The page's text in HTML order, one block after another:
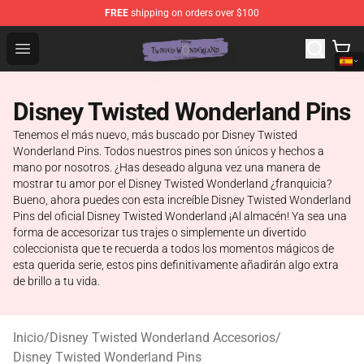
FREE shipping on orders over $100
Open menu
Twisted Wonderland Store - Official Twisted
Disney Twisted Wonderland Pins
Tenemos el más nuevo, más buscado por Disney Twisted
Wonderland Pins. Todos nuestros pines son únicos y hechos a
mano por nosotros. ¿Has deseado alguna vez una manera de
mostrar tu amor por el Disney Twisted Wonderland ¿franquicia?
Bueno, ahora puedes con esta increíble Disney Twisted Wonderland
Pins del oficial Disney Twisted Wonderland ¡Al almacén! Ya sea una
forma de accesorizar tus trajes o simplemente un divertido
coleccionista que te recuerda a todos los momentos mágicos de
esta querida serie, estos pins definitivamente añadirán algo extra
de brillo a tu vida.
Inicio/Disney Twisted Wonderland Accesorios/
Disney Twisted Wonderland Pins